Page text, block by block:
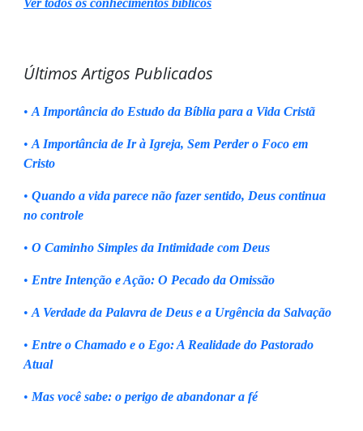
Últimos Artigos Publicados
• A Importância do Estudo da Bíblia para a Vida Cristã
• A Importância de Ir à Igreja, Sem Perder o Foco em
Cristo
• Quando a vida parece não fazer sentido, Deus continua
no controle
• O Caminho Simples da Intimidade com Deus
• Entre Intenção e Ação: O Pecado da Omissão
• A Verdade da Palavra de Deus e a Urgência da Salvação
• Entre o Chamado e o Ego: A Realidade do Pastorado
Atual
• Mas você sabe: o perigo de abandonar a fé